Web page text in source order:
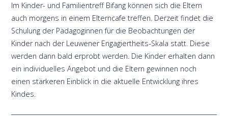
Im Kinder- und Familientreff Bifang können sich die Eltern
auch morgens in einem Elterncafe treffen. Derzeit findet die
Schulung der Pädagoginnen für die Beobachtungen der
Kinder nach der Leuwener Engagiertheits-Skala statt. Diese
werden dann bald erprobt werden. Die Kinder erhalten dann
ein individuelles Angebot und die Eltern gewinnen noch
einen stärkeren Einblick in die aktuelle Entwicklung ihres
Kindes.